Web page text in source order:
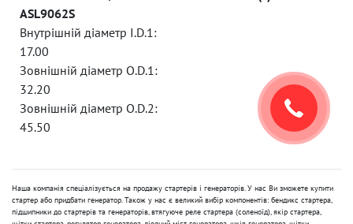
ASL9062S
Внутрішній діаметр I.D.1:
17.00
Зовнішній діаметр O.D.1:
32.20
Зовнішній діаметр O.D.2:
45.50
Наша компанія спеціалізується на продажу стартерів і генераторів. У нас Ви зможете купити
стартер або придбати генератор. Також у нас є великий вибір компонентів: бендикс стартера,
підшипники до стартерів та генераторів, втягуюче реле стартера (соленоїд), якір стартера,